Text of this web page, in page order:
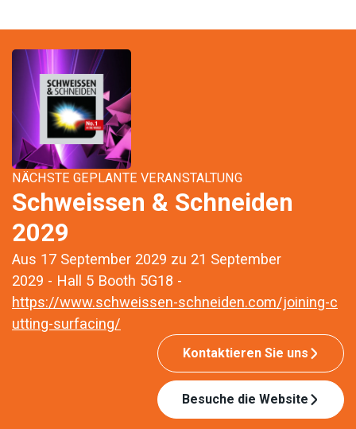
NÄCHSTE GEPLANTE VERANSTALTUNG
Schweissen & Schneiden
2029
Aus 17 September 2029 zu 21 September
2029 - Hall 5 Booth 5G18 -
https://www.schweissen-schneiden.com/joining-c
utting-surfacing/
Kontaktieren Sie uns
Besuche die Website